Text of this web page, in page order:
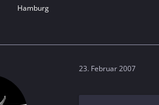
Hamburg
23. Februar 2007